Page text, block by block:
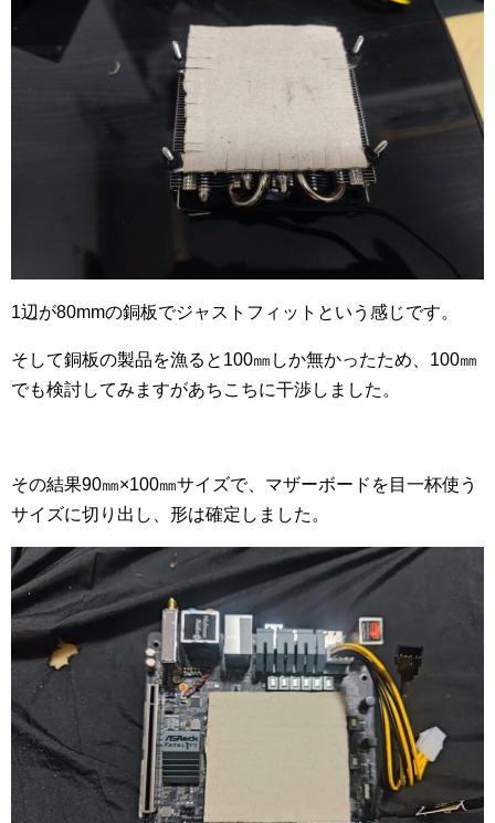
1辺が80mmの銅板でジャストフィットという感じです。
そして銅板の製品を漁ると100㎜しか無かったため、100㎜
でも検討してみますがあちこちに干渉しました。
その結果90㎜×100㎜サイズで、マザーボードを目一杯使う
サイズに切り出し、形は確定しました。